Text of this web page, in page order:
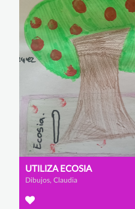
UTILIZA ECOSIA
Dibujos, Claudia